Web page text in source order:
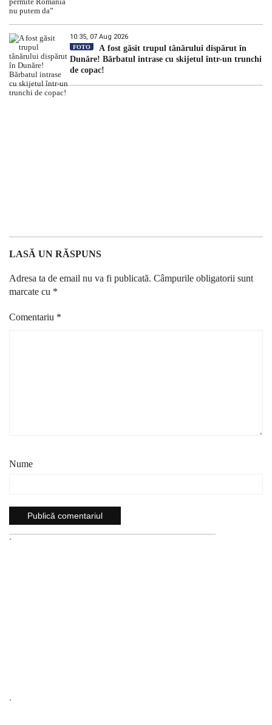
10:35, 07 Aug 2026
FOTO
A fost găsit trupul tânărului dispărut în
Dunăre! Bărbatul intrase cu skijetul într-un trunchi
de copac!
LASĂ UN RĂSPUNS
Adresa ta de email nu va fi publicată. Câmpurile obligatorii sunt
marcate cu *
Comentariu *
Nume
`
`